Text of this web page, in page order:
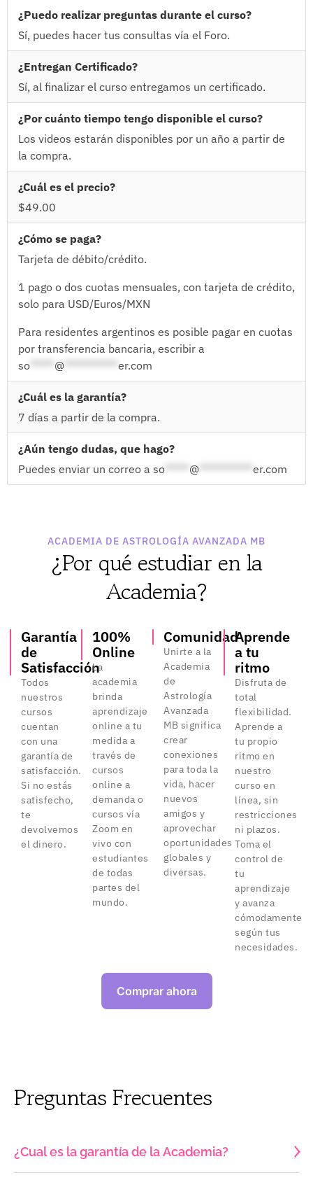
¿Puedo realizar preguntas durante el curso?
Sí, puedes hacer tus consultas vía el Foro.
¿Entregan Certificado?
Sí, al finalizar el curso entregamos un certificado.
¿Por cuánto tiempo tengo disponible el curso?
Los videos estarán disponibles por un año a partir de
la compra.
¿Cuál es el precio?
$49.00
¿Cómo se paga?
Tarjeta de débito/crédito.
1 pago o dos cuotas mensuales, con tarjeta de crédito,
solo para USD/Euros/MXN
Para residentes argentinos es posible pagar en cuotas
por transferencia bancaria, escribir a
so
@ er.com
¿Cuál es la garantía?
7 días a partir de la compra.
¿Aún tengo dudas, que hago?
Puedes enviar un correo a so @ er.com
ACADEMIA DE ASTROLOGÍA AVANZADA MB
¿Por qué estudiar en la
Academia?
Garantía
de
Satisfacción
Todos
nuestros
cursos
cuentan
con una
garantía de
satisfacción.
Si no estás
satisfecho,
te
devolvemos
el dinero.
100%
Online
La
academia
brinda
aprendizaje
online a tu
medida a
través de
cursos
online a
demanda o
cursos vía
Zoom en
vivo con
estudiantes
de todas
partes del
mundo.
Comunidad
Unirte a la
Academia
de
Astrología
Avanzada
MB significa
crear
conexiones
para toda la
vida, hacer
nuevos
amigos y
aprovechar
oportunidades
globales y
diversas.
Aprende
a tu
ritmo
Disfruta de
total
flexibilidad.
Aprende a
tu propio
ritmo en
nuestro
curso en
línea, sin
restricciones
ni plazos.
Toma el
control de
tu
aprendizaje
y avanza
cómodamente
según tus
necesidades.
Comprar ahora
Preguntas Frecuentes
¿Cual es la garantía de la Academia?